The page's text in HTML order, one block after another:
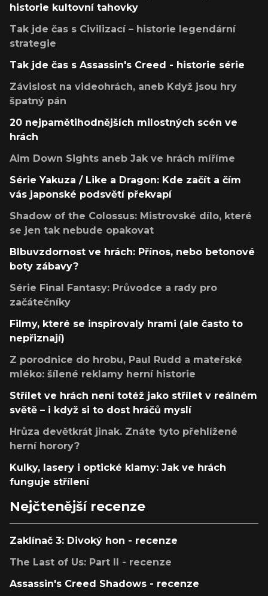
historie kultovní tahovky
Tak jde čas s Civilizací – historie legendární
strategie
Tak jde čas s Assassin's Creed - historie série
Závislost na videohrách, aneb Když jsou hry
špatný pán
20 nejpamětihodnějších milostných scén ve
hrách
Aim Down Sights aneb Jak ve hrách míříme
Série Yakuza / Like a Dragon: Kde začít a čím
vás japonské podsvětí překvapí
Shadow of the Colossus: Mistrovské dílo, které
se jen tak nebude opakovat
Blbuvzdornost ve hrách: Přínos, nebo betonové
boty zábavy?
Série Final Fantasy: Průvodce a rady pro
začátečníky
Filmy, které se inspirovaly hrami (ale často to
nepřiznají)
Z porodnice do hrobu, Paul Rudd a mateřské
mléko: šílené reklamy herní historie
Střílet ve hrách není totéž jako střílet v reálném
světě – i když si to dost hráčů myslí
Hrůza devětkrát jinak. Znáte tyto přehlížené
herní horory?
Kulky, lasery i optické klamy: Jak ve hrách
funguje střílení
Nejčtenější recenze
Zaklínač 3: Divoký hon - recenze
The Last of Us: Part II - recenze
Assassin's Creed Shadows - recenze